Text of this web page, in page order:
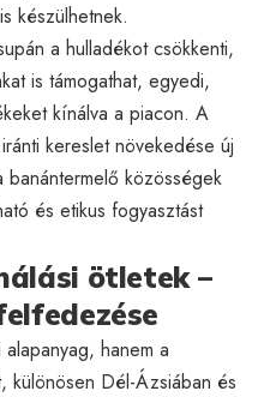
készülhetnek.
a hulladékot csökkenti,
is támogathat, egyedi,
kínálva a piacon. A
kereslet növekedése új
közösségek
és etikus fogyasztást
ötletek –
hanem a
különösen Dél-Ázsiában és